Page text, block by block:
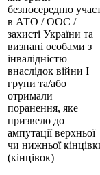
безпосередню
в АТО / ООС /
захисті України та
визнані особами з
інвалідністю
внаслідок війни І
групи та/або
отримали
поранення, яке
призвело до
ампутації верхньої
чи нижньої
(кінцівок)